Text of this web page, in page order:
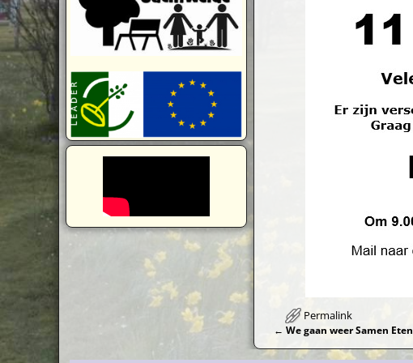
Permalink
Bericht navigatie
← We gaan weer Samen Eten